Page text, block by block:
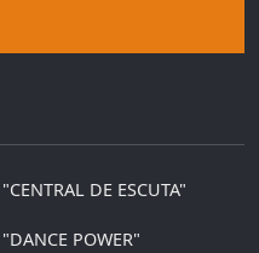
"CENTRAL DE ESCUTA"
"DANCE POWER"